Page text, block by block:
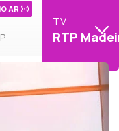
AR
TV
RTP